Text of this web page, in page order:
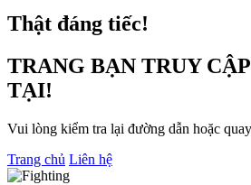
Thật đáng tiếc!
TRANG BẠN TRUY
TẠI!
Vui lòng kiểm tra lại đường dẫn hoặc
Trang chủ Liên hệ